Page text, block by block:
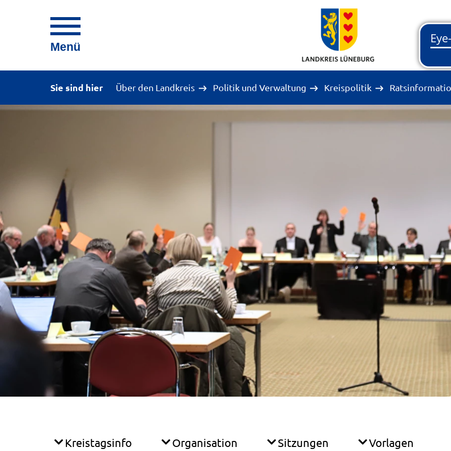
Menü
Sie sind hier Über den Landkreis Politik und Verwaltung Kreispolitik
Kreistagsinfo Organisation Sitzungen Vorlagen